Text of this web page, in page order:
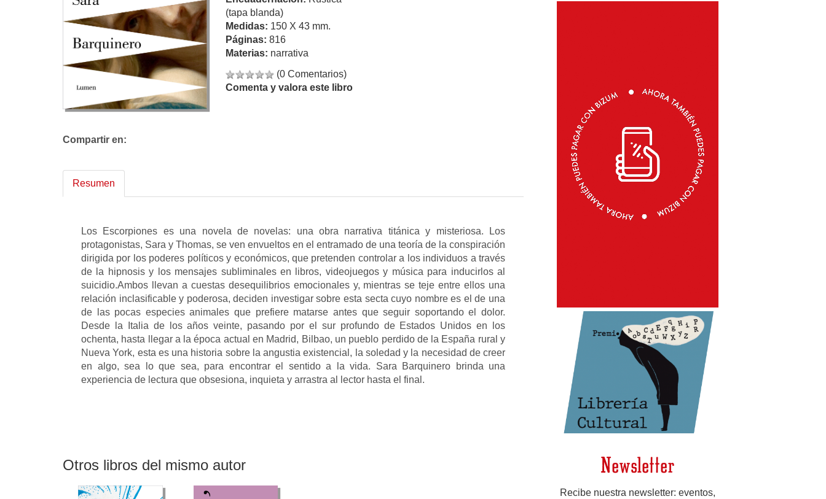
(tapa blanda)
Medidas: 150 X 43 mm.
Páginas: 816
Materias: narrativa
(0 Comentarios)
Comenta y valora este libro
Compartir en:
Resumen
Los Escorpiones es una novela de novelas: una obra narrativa titánica y misteriosa. Los
protagonistas, Sara y Thomas, se ven envueltos en el entramado de una teoría de la conspiración
dirigida por los poderes políticos y económicos, que pretenden controlar a los individuos a través
de la hipnosis y los mensajes subliminales en libros, videojuegos y música para inducirlos al
suicidio.Ambos llevan a cuestas desequilibrios emocionales y, mientras se teje entre ellos una
relación inclasificable y poderosa, deciden investigar sobre esta secta cuyo nombre es el de una
de las pocas especies animales que prefiere matarse antes que seguir soportando el dolor.
Desde la Italia de los años veinte, pasando por el sur profundo de Estados Unidos en los
ochenta, hasta llegar a la época actual en Madrid, Bilbao, un pueblo perdido de la España rural y
Nueva York, esta es una historia sobre la angustia existencial, la soledad y la necesidad de creer
en algo, sea lo que sea, para encontrar el sentido a la vida. Sara Barquinero brinda una
experiencia de lectura que obsesiona, inquieta y arrastra al lector hasta el final.
Otros libros del mismo autor Newsletter
Recibe nuestra newsletter: eventos,